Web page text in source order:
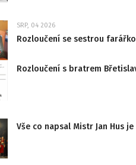
SRP, 04 2026
Rozloučení se sestrou
Rozloučení s bratrem
Vše co napsal Mistr Jan Hus